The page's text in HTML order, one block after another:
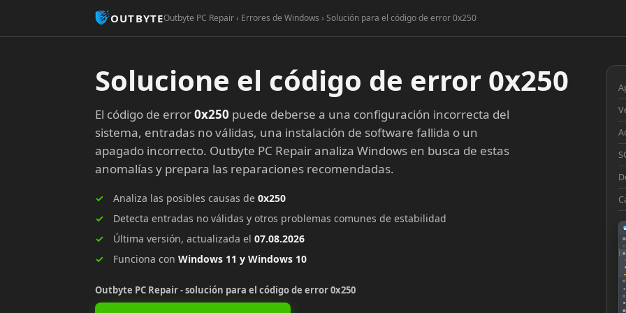
OUTBYTEOutbyte PC Repair › Errores de Windows › Solución para el código de error 0x250
Solucione el código de error 0x250
El código de error0x250 puede deberse a una configuración incorrecta del
sistema, entradas no válidas, una instalación de software fallida o un
apagado incorrecto. Outbyte PC Repair analiza Windows en busca de estas
anomalías y prepara las reparaciones recomendadas.
Analiza las posibles causas de 0x250
Detecta entradas no válidas y otros problemas comunes de estabilidad
Última versión, actualizada el 07.08.2026
Funciona con Windows 11 y Windows 10
Outbyte PC Repair - solución para el código de error 0x250
▦
□
◉
◔
■
⚙
●
◎
■
▣